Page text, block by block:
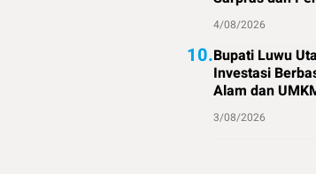
Atlet
4/08/2026
10.Bupati Luwu
Investasi
Alam dan
Global
3/08/2026